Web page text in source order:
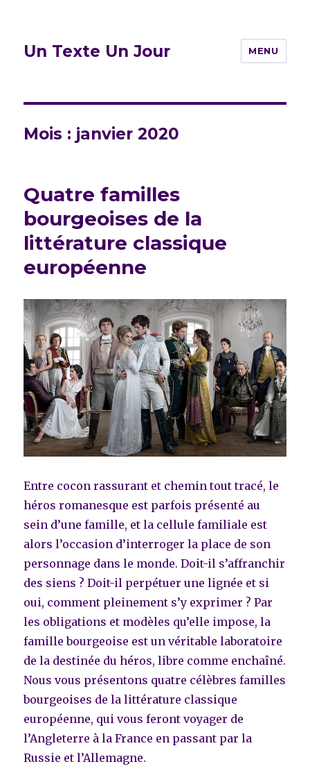
Un Texte Un Jour MENU
Mois : janvier 2020
Quatre familles
bourgeoises de la
littérature classique
européenne
Entre cocon rassurant et chemin tout tracé, le
héros romanesque est parfois présenté au
sein d’une famille, et la cellule familiale est
alors l’occasion d’interroger la place de son
personnage dans le monde. Doit-il s’affranchir
des siens ? Doit-il perpétuer une lignée et si
oui, comment pleinement s’y exprimer ? Par
les obligations et modèles qu’elle impose, la
famille bourgeoise est un véritable laboratoire
de la destinée du héros, libre comme enchaîné.
Nous vous présentons quatre célèbres familles
bourgeoises de la littérature classique
européenne, qui vous feront voyager de
l’Angleterre à la France en passant par la
Russie et l’Allemagne.